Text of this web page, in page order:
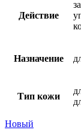
Действие
Назначение
Тип кожи
Новый